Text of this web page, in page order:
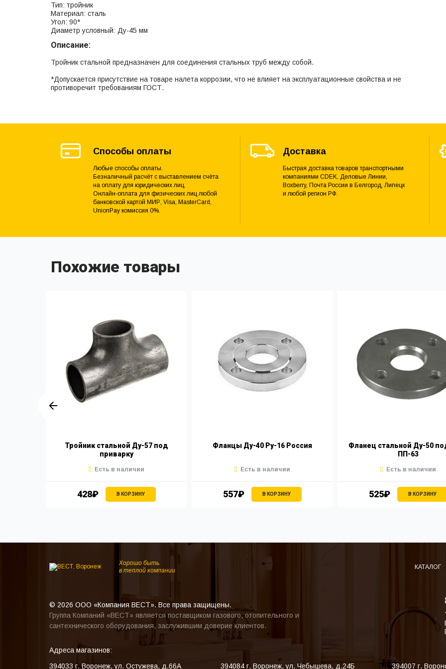
Тип: тройник
Материал: сталь
Угол: 90*
Диаметр условный: Ду-45 мм
Описание:
Тройник стальной предназначен для соединения стальных труб между собой.
*Допускается присутствие на товаре налета коррозии, что не влияет на эксплуатационные свойства и не
противоречит требованиям ГОСТ.
Способы оплаты
Любые способы оплаты.
Безналичный расчёт с выставлением счёта
на оплату для юридических лиц.
Онлайн-оплата для физических лиц любой
банковской картой МИР, Visa, MasterCard,
UnionPay комиссия 0%.
Доставка
Быстрая доставка товаров транспортными
компаниями CDEK, Деловые Линии,
Boxberry, Почта России в Белгород, Липецк
и любой регион РФ.
Похожие товары
Тройник стальной Ду-57 под
приварку
428₽ В КОРЗИНУ
Есть в наличии
Фланцы Ду-40 Ру-16 Россия
557₽ В КОРЗИНУ
Есть в наличии
Фланец стальной Ду-50
ПП-63
525₽ В КОРЗИНУ
Есть в наличии
Хорошо быть
в теплой компании
КАТАЛОГ
© 2026 ООО «Компания ВЕСТ». Все права защищены.
Группа Компаний «ВЕСТ» является поставщиком газового, отопительного и
сантехнического оборудования, заслужившим доверие клиентов.
Адреса магазинов:
394033 г. Воронеж,ул. Остужева, д.66А 394084 г. Воронеж,ул. Чебышева, д.24Б 394007 г.